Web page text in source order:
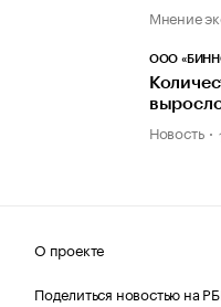
Мнение
ООО
Новость
О проекте
Поделиться новостью на